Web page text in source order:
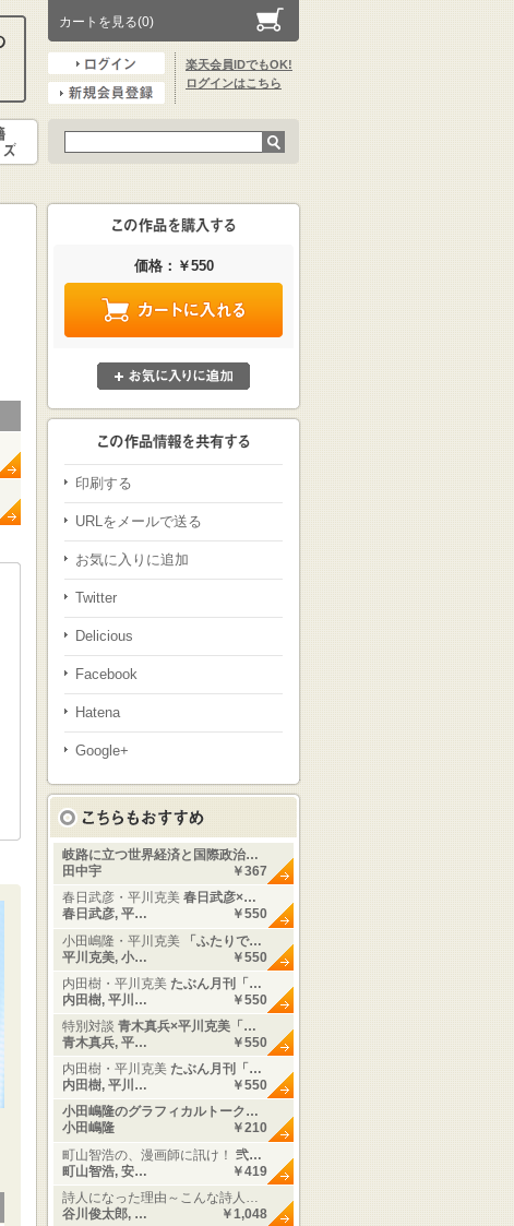
カートを見る(0)
楽天会員IDでもOK!
ログインはこちら
価格：￥550
印刷する
URLをメールで送る
お気に入りに追加
Twitter
Delicious
Facebook
Hatena
Google+
岐路に立つ世界経済と国際政治…
田中宇
￥367
春日武彦・平川克美 春日武彦×…
春日武彦, 平…
￥550
小田嶋隆・平川克美
「ふたりで…
平川克美, 小…
￥550
内田樹・平川克美 たぶん月刊「…
内田樹, 平川…
￥550
特別対談 青木真兵×平川克美「…
青木真兵, 平…
￥550
内田樹・平川克美 たぶん月刊「…
内田樹, 平川…
￥550
小田嶋隆のグラフィカルトーク…
小田嶋隆
￥210
町山智浩の、漫画師に訊け！ 弐…
町山智浩, 安…
￥419
詩人になった理由～こんな詩人…
谷川俊太郎, …
￥1,048